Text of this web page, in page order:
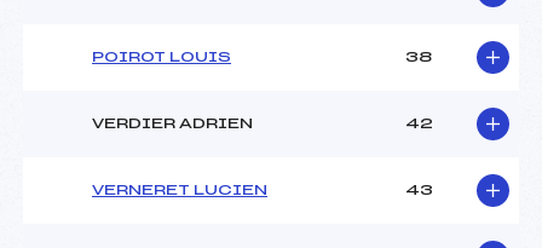
POIROT LOUIS 38
VERDIER ADRIEN 42
VERNERET LUCIEN 43